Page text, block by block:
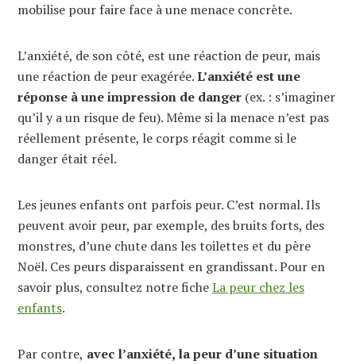
mobilise pour faire face à une menace concrète.
L’anxiété, de son côté, est une réaction de peur, mais
une réaction de peur exagérée.L’anxiété est une
réponse à une impression de danger (ex. : s’imaginer
qu’il y a un risque de feu). Même si la menace n’est pas
réellement présente, le corps réagit comme si le
danger était réel.
Les jeunes enfants ont parfois peur. C’est normal. Ils
peuvent avoir peur, par exemple, des bruits forts, des
monstres, d’une chute dans les toilettes et du père
Noël. Ces peurs disparaissent en grandissant. Pour en
savoir plus, consultez notre ficheLa peur chez les
enfants.
Par contre, avec l’anxiété, la peur d’une situation